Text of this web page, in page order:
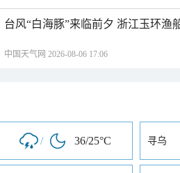
台风“白海豚”来临前夕 浙江玉环渔
中国天气网 2026-08-06 17:06
/ 36/25°C 寻乌